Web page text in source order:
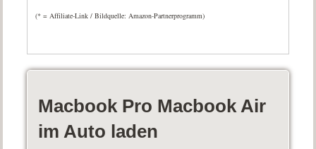
(* = Affiliate-Link / Bildquelle: Amazon-Partnerprogramm)
Macbook Pro Macbook Air
im Auto laden